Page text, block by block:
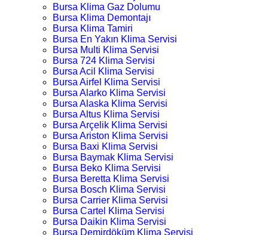
Bursa Klima Gaz Dolumu
Bursa Klima Demontajı
Bursa Klima Tamiri
Bursa En Yakın Klima Servisi
Bursa Multi Klima Servisi
Bursa 724 Klima Servisi
Bursa Acil Klima Servisi
Bursa Airfel Klima Servisi
Bursa Alarko Klima Servisi
Bursa Alaska Klima Servisi
Bursa Altus Klima Servisi
Bursa Arçelik Klima Servisi
Bursa Ariston Klima Servisi
Bursa Baxi Klima Servisi
Bursa Baymak Klima Servisi
Bursa Beko Klima Servisi
Bursa Beretta Klima Servisi
Bursa Bosch Klima Servisi
Bursa Carrier Klima Servisi
Bursa Cartel Klima Servisi
Bursa Daikin Klima Servisi
Bursa Demirdöküm Klima Servisi